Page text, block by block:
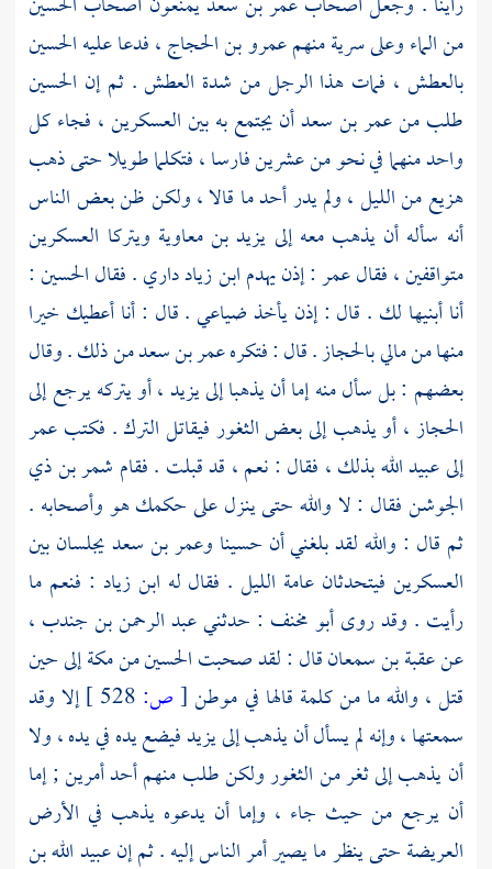
من الماء وعلى سرية منهمعمرو بن الحجاج، فدعا عليهالحسين
بالعطش ، فمات هذا الرجل من شدة العطش . ثم إن الحسين
طلب منعمر بن سعدأن يجتمع به بين العسكرين ، فجاء كل
واحد منهما في نحو من عشرين فارسا ، فتكلما طويلا حتى ذهب
هزيع من الليل ، ولم يدر أحد ما قالا ، ولكن ظن بعض الناس
أنه سأله أن يذهب معه إلى يزيد بن معاوية ويتركا العسكرين
متواقفين ، فقالعمر: إذن يهدمابن زيادداري . فقالالحسين :
أنا أبنيها لك . قال : إذن يأخذ ضياعي . قال : أنا أعطيك خيرا
منها من ماليبالحجاز. قال : فتكرهعمر بن سعدمن ذلك . وقال
بعضهم : بل سأل منه إما أن يذهبا إلىيزيد، أو يتركه يرجع إلى
الحجاز، أو يذهب إلى بعض الثغور فيقاتلالترك. فكتبعمر
إلىعبيد اللهبذلك ، فقال : نعم ، قد قبلت . فقام شمر بن ذي
الجوشنفقال : لا والله حتى ينزل على حكمك هو وأصحابه .
ثم قال : والله لقد بلغني أن حسينا وعمر بن سعديجلسان بين
العسكرين فيتحدثان عامة الليل . فقال له ابن زياد : فنعم ما
رأيت . وقد روىأبو مخنف : حدثنيعبد الرحمن بن جندب ،
عنعقبة بن سمعانقال : لقد صحبتالحسينمنمكةإلى حين
قتل ، والله ما من كلمة قالها في موطن[ص:
إلا وقد
سمعتها ، وإنه لم يسأل أن يذهب إلىيزيدفيضع يده في يده ، ولا
أن يذهب إلى ثغر من الثغور ولكن طلب منهم أحد أمرين ; إما
أن يرجع من حيث جاء ، وإما أن يدعوه يذهب في الأرض
العريضة حتى ينظر ما يصير أمر الناس إليه . ثم إنعبيد الله بن